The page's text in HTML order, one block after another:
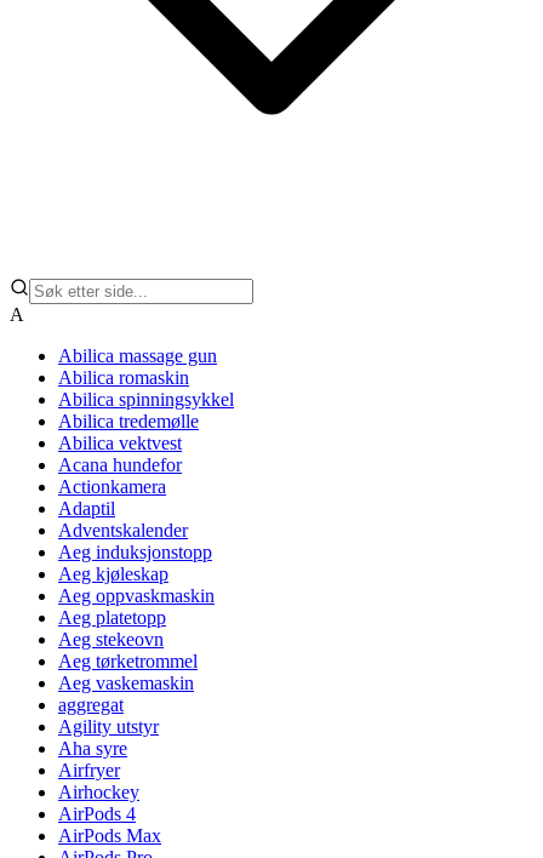
A
Abilica massage gun
Abilica romaskin
Abilica spinningsykkel
Abilica tredemølle
Abilica vektvest
Acana hundefor
Actionkamera
Adaptil
Adventskalender
Aeg induksjonstopp
Aeg kjøleskap
Aeg oppvaskmaskin
Aeg platetopp
Aeg stekeovn
Aeg tørketrommel
Aeg vaskemaskin
aggregat
Agility utstyr
Aha syre
Airfryer
Airhockey
AirPods 4
AirPods Max